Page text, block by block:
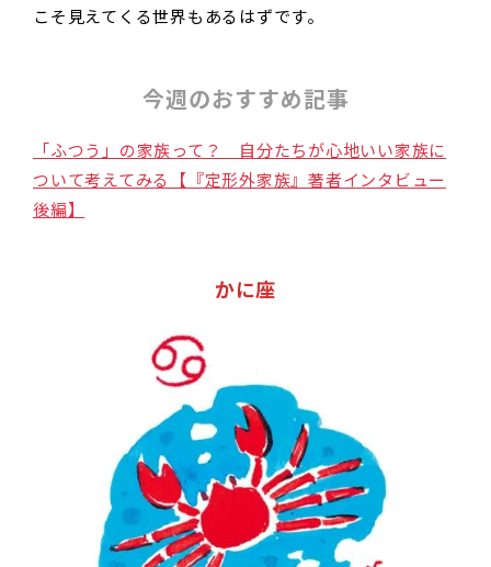
こそ見えてくる世界もあるはずです。
今週のおすすめ記事
「ふつう」の家族って？ 自分たちが心地いい家族に
ついて考えてみる【『定形外家族』著者インタビュー
後編】
かに座